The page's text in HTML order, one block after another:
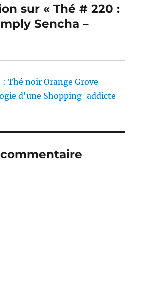
sur « Thé # 220 :
Sencha –
: Thé noir Orange Grove -
d'une Shopping-addicte